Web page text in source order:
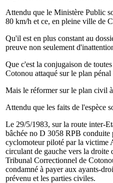
Attendu que le Ministère Public
80 km/h et ce, en pleine ville de
Qu'il est en plus constant au
preuve non seulement
Que c'est la conjugaison de
Cotonou attaqué sur le plan pénal
Mais le réformer sur le plan civil
Attendu que les faits de l'espèce
Le 29/5/1983, sur la route inter-
bâchée no D 3058 RPB conduite
cyclomoteur piloté par la victime
circulant de gauche vers la
Tribunal Correctionnel de
condamné à payer aux ayants-
prévenu et les parties civiles.